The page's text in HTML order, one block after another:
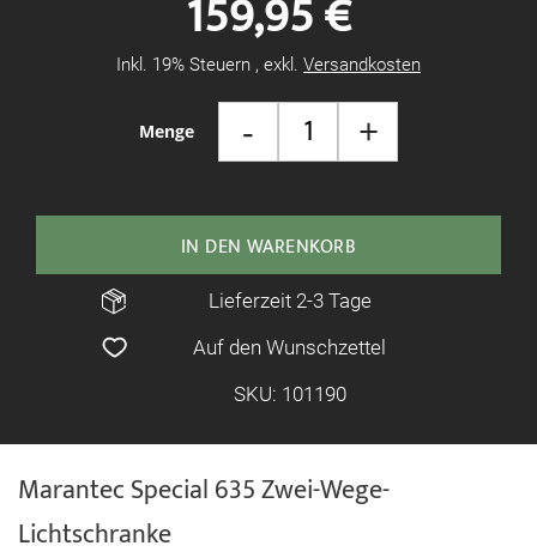
Marantec Special 635 Zwei-Wege-
Lichtschranke
Menge - +
159,95 €
Inkl. 19% Steuern , exkl. Versandkosten
IN DEN WARENKORB
Lieferzeit 2-3 Tage
Auf den Wunschzettel
SKU: 101190